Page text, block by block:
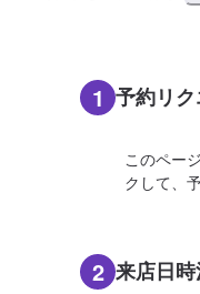
1 予約リク
このペー
クして、
2 来店日